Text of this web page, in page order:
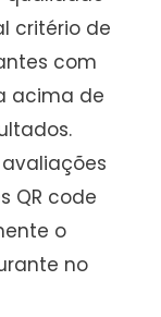
critério de
com
acima de
QR code
o
no